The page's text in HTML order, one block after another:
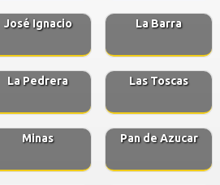
José Ignacio La Barra
La Pedrera Las Toscas
Minas Pan de Azucar